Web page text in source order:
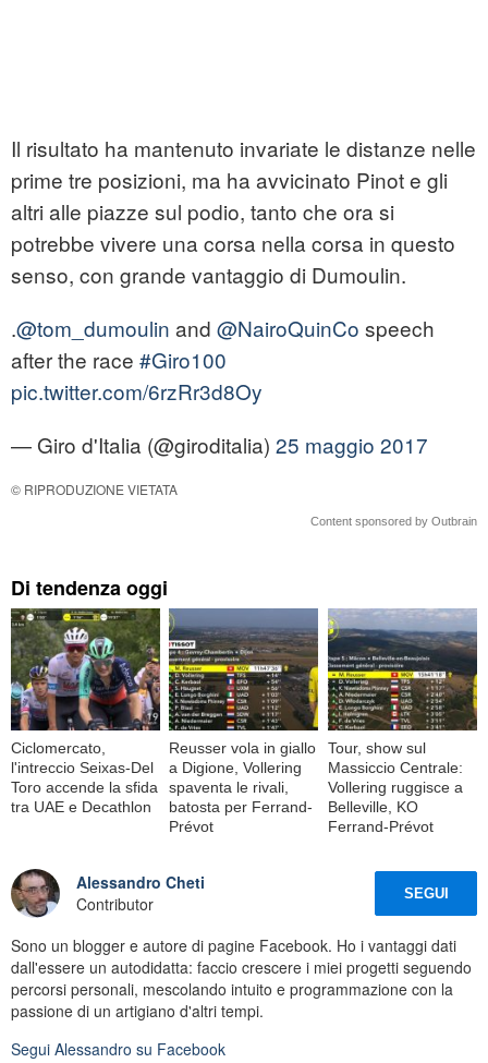
Il risultato ha mantenuto invariate le distanze nelle
prime tre posizioni, ma ha avvicinato Pinot e gli
altri alle piazze sul podio, tanto che ora si
potrebbe vivere una corsa nella corsa in questo
senso, con grande vantaggio di Dumoulin.
.@tom_dumoulin and @NairoQuinCo speech
after the race #Giro100
pic.twitter.com/6rzRr3d8Oy
— Giro d'Italia (@giroditalia) 25 maggio 2017
© RIPRODUZIONE VIETATA
Content sponsored by Outbrain
Di tendenza oggi
Ciclomercato,
l'intreccio Seixas-Del
Toro accende la sfida
tra UAE e Decathlon
Reusser vola in giallo
a Digione, Vollering
spaventa le rivali,
batosta per Ferrand-
Prévot
Tour, show sul
Massiccio Centrale:
Vollering ruggisce a
Belleville, KO
Ferrand-Prévot
Alessandro Cheti
Contributor
SEGUI
Sono un blogger e autore di pagine Facebook. Ho i vantaggi dati
dall'essere un autodidatta: faccio crescere i miei progetti seguendo
percorsi personali, mescolando intuito e programmazione con la
passione di un artigiano d'altri tempi.
Segui Alessandro su Facebook